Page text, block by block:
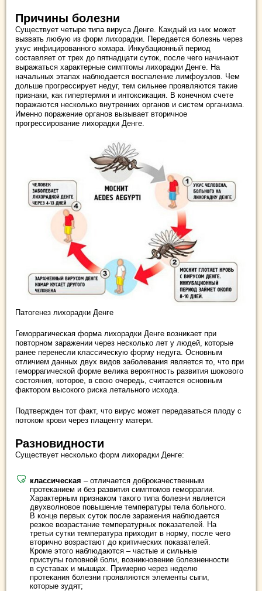
Причины болезни
Существует четыре типа вируса Денге. Каждый из них может
вызвать любую из форм лихорадки. Передается болезнь через
укус инфицированного комара. Инкубационный период
составляет от трех до пятнадцати суток, после чего начинают
выражаться характерные симптомы лихорадки Денге. На
начальных этапах наблюдается воспаление лимфоузлов. Чем
дольше прогрессирует недуг, тем сильнее проявляются такие
признаки, как гипертермия и интоксикация. В конечном счете
поражаются несколько внутренних органов и систем организма.
Именно поражение органов вызывает вторичное
прогрессирование лихорадки Денге.
Патогенез лихорадки Денге
Геморрагическая форма лихорадки Денге возникает при
повторном заражении через несколько лет у людей, которые
ранее перенесли классическую форму недуга. Основным
отличием данных двух видов заболевания является то, что при
геморрагической форме велика вероятность развития шокового
состояния, которое, в свою очередь, считается основным
фактором высокого риска летального исхода.
Подтвержден тот факт, что вирус может передаваться плоду с
потоком крови через плаценту матери.
Разновидности
Существует несколько форм лихорадки Денге:
классическая – отличается доброкачественным
протеканием и без развития симптомов геморрагии.
Характерным признаком такого типа болезни является
двухволновое повышение температуры тела больного.
В конце первых суток после заражения наблюдается
резкое возрастание температурных показателей. На
третьи сутки температура приходит в норму, после чего
вторично возрастают до критических показателей.
Кроме этого наблюдаются – частые и сильные
приступы головной боли, возникновение болезненности
в суставах и мышцах. Примерно через неделю
протекания болезни проявляются элементы сыпи,
которые зудят;